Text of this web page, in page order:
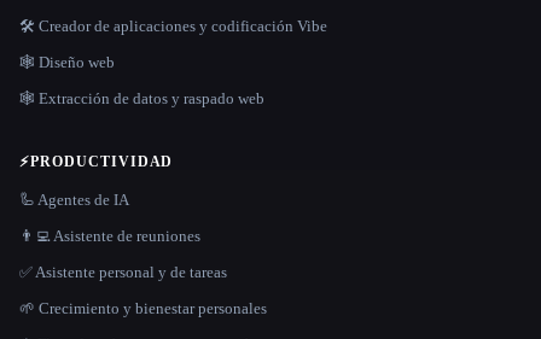
🛠️ Creador de aplicaciones y codificación Vibe
🕸 Diseño web
🕸️ Extracción de datos y raspado web
⚡PRODUCTIVIDAD
🦾 Agentes de IA
👨‍💻 Asistente de reuniones
✅ Asistente personal y de tareas
🌱 Crecimiento y bienestar personales